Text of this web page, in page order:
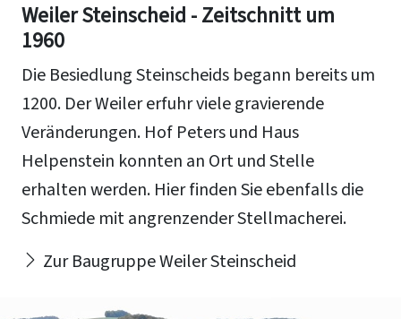
Weiler Steinscheid - Zeitschnitt um
1960
Die Besiedlung Steinscheids begann bereits um
1200. Der Weiler erfuhr viele gravierende
Veränderungen. Hof Peters und Haus
Helpenstein konnten an Ort und Stelle
erhalten werden. Hier finden Sie ebenfalls die
Schmiede mit angrenzender Stellmacherei.
Zur Baugruppe Weiler Steinscheid